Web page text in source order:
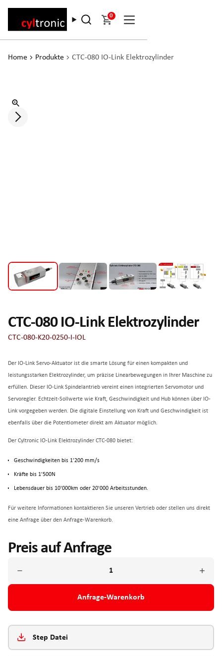
0
Home Produkte CTC-080 IO-Link Elektrozylinder
CTC-080 IO-Link Elektrozylinder
CTC-080-K20-0250-I-IOL
Der IO-Link Servo-Aktuator ist die smarte Lösung für einen kompakten und
leistungsstarken Elektrozylinder, um präzise Linearbewegungen in Ihrer Maschine zu
erfüllen. Dieser IO-Link Spindelantrieb vereint einen integrierten Servomotor und
Servoregler. Echtzeit-Sollwerte wie Kraft, Geschwindigkeit und Hub können über IO-
Link vorgegeben werden. Die digitale Einstellung von Kraft und Geschwindigkeit ist
ebenfalls über die Potentiometer direkt am Aktuator möglich.
Der Cyltronic IO-Link Elektrozylinder CTC-080 bietet:
Geschwindigkeiten bis 1'200 mm/s
Kräfte bis 1'500N
Lebensdauer bis 10'000km oder 20'000 Arbeitsstunden.
Für weitere Informationen kontaktieren Sie unseren Vertrieb oder stellen uns direkt
eine Anfrage über den Anfrage-Warenkorb.
Preis auf Anfrage
Anfrage-Warenkorb
Step Datei